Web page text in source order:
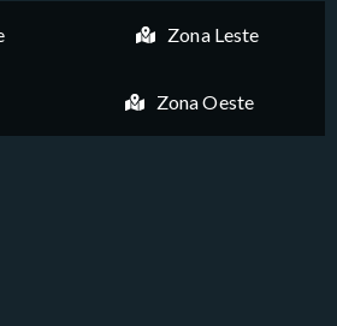
Zona Leste
Zona Oeste